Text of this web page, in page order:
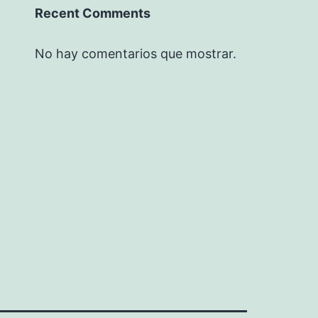
Recent Comments
No hay comentarios que mostrar.